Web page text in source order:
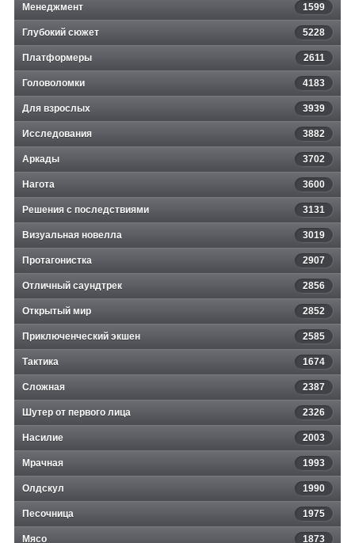
Менеджмент 1599
Глубокий сюжет 5228
Платформеры 2611
Головоломки 4183
Для взрослых 3939
Исследования 3882
Аркады 3702
Нагота 3600
Решения с последствиями 3131
Визуальная новелла 3019
Протагонистка 2907
Отличный саундтрек 2856
Открытый мир 2852
Приключенческий экшен 2585
Тактика 1674
Сложная 2387
Шутер от первого лица 2326
Насилие 2003
Мрачная 1993
Олдскул 1990
Песочница 1975
Мясо 1873